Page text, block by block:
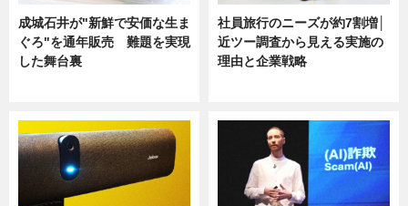
成城石井が"新鮮で安価な生ま
ぐろ"を通年販売 難題を実現
した舞台裏
社員旅行のニーズが約7割増│
近ツー調査から見える実施の
理由と企業戦略